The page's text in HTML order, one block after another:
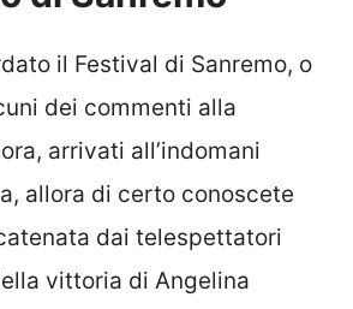
il Festival di Sanremo, o
dei commenti alla
arrivati all’indomani
allora di certo conoscete
dai telespettatori
vittoria di Angelina